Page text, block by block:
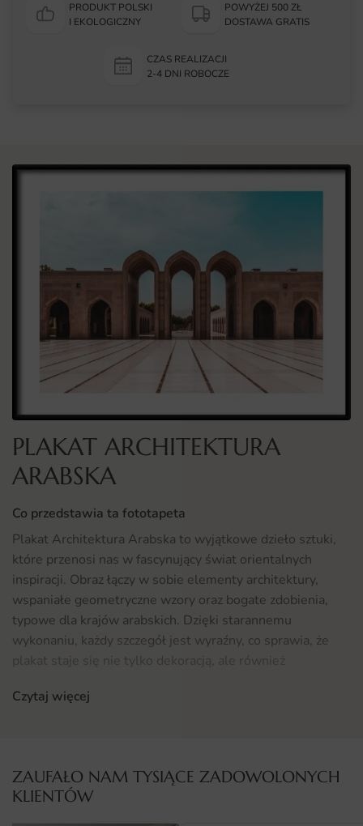
PRODUKT POLSKI
I EKOLOGICZNY
POWYŻEJ 500 ZŁ
DOSTAWA GRATIS
CZAS REALIZACJI
2-4 DNI ROBOCZE
PLAKAT ARCHITEKTURA
ARABSKA
Co przedstawia ta fototapeta
Plakat Architektura Arabska to wyjątkowe dzieło sztuki,
które przenosi nas w fascynujący świat orientalnych
inspiracji. Obraz łączy w sobie elementy architektury,
wspaniałe geometryczne wzory oraz bogate zdobienia,
typowe dla krajów arabskich. Dzięki starannemu
wykonaniu, każdy szczegół jest wyraźny, co sprawia, że
plakat staje się nie tylko dekoracją, ale również
które potrzebują odrobiny egzotyki oraz oryginalności, a
także dla miłośników kultury i sztuki arabskiej.
Czytaj więcej
ZAUFAŁO NAM TYSIĄCE ZADOWOLONYCH
KLIENTÓW